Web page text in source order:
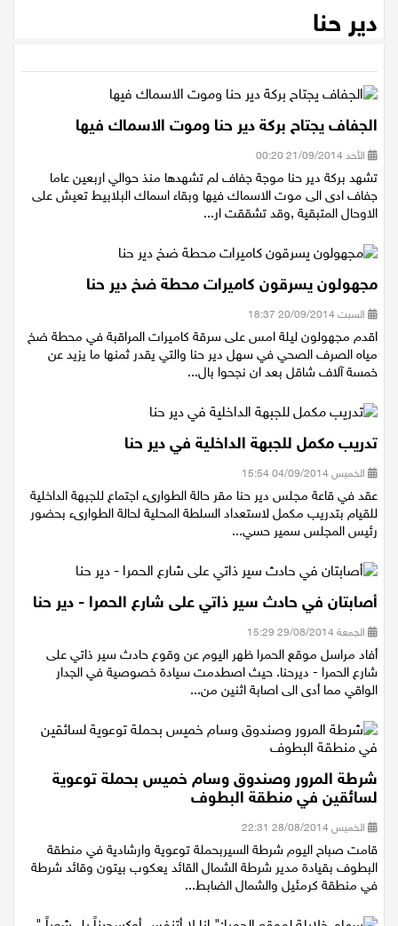
سخنين
عرابة
اخبار عالمية
رياضة
رياضة محلية
رياضة عالمية
مقالات
مطبخ
مجلة الحمرا
جمال وازياء
تكنولوجيا
فن
دير حنا
الجفاف يجتاح بركة دير حنا وموت الاسماك فيها
الأحد 21/09/2014 00:20
تشهد بركة دير حنا موجة جفاف لم تشهدها منذ حوالي اربعين عاما
جفاف ادى الى موت الاسماك فيها وبقاء اسماك البلابيط تعيش على
مجهولون يسرقون كاميرات محطة ضخ دير حنا
السبت 20/09/2014 18:37
اقدم مجهولون ليلة امس على سرقة كاميرات المراقبة في محطة ضخ
مياه الصرف الصحي في سهل دير حنا والتي يقدر ثمنها ما يزيد عن
تدريب مكمل للجبهة الداخلية في دير حنا
الخميس 04/09/2014 15:54
عقد في قاعة مجلس دير حنا مقر حالة الطوارىء اجتماع للجبهة الداخلية
للقيام بتدريب مكمل لاستعداد السلطة المحلية لحالة الطوارىء بحضور
أصابتان في حادث سير ذاتي على شارع الحمرا - دير حنا
الجمعة 29/08/2014 15:29
أفاد مراسل موقع الحمرا ظهر اليوم عن وقوع حادث سير ذاتي على
شارع الحمرا - ديرحنا. حيث اصطدمت سيادة خصوصية في الجدار
شرطة المرور وصندوق وسام خميس بحملة توعوية
لسائقين في منطقة البطوف
الخميس 28/08/2014 22:31
قامت صباح اليوم شرطة السيربحملة توعوية وارشادية في منطقة
البطوف بقيادة مدير شرطة الشمال القائد يعكوب بيتون وقائد شرطة